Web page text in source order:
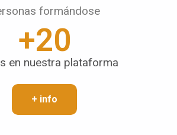
formándose
en nuestra plataforma
+20
+ info